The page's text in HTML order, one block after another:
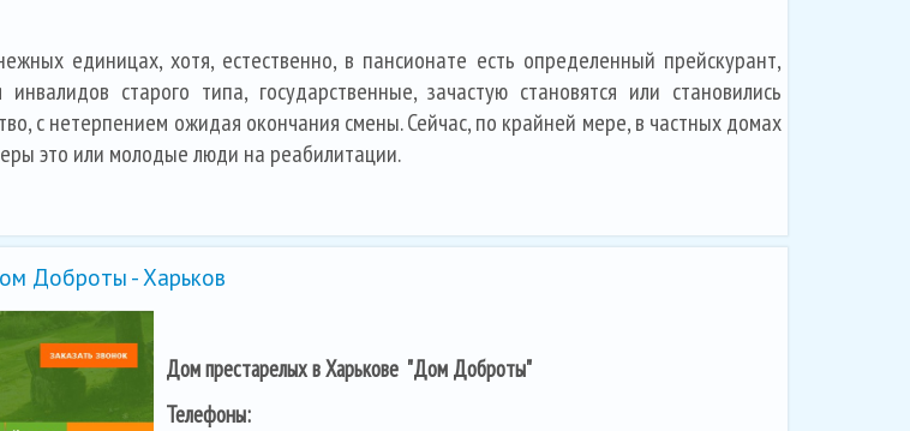
единицах, хотя, естественно, в пансионате есть определенный прейскурант,
старого типа, государственные, зачастую становятся или становились
с нетерпением ожидая окончания смены. Сейчас, по крайней мере, в частных домах
это или молодые люди на реабилитации.
Доброты - Харьков
Дом престарелых в Харькове "Дом Доброты"
Телефоны: